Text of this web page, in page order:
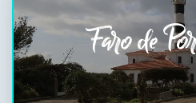
Faro de